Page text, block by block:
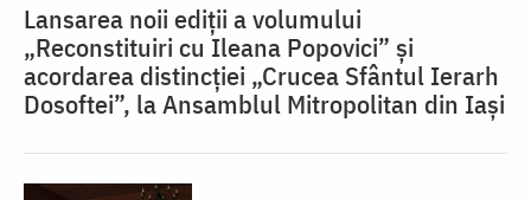
Lansarea noii ediții a volumului
„Reconstituiri cu Ileana Popovici” și
acordarea distincției „Crucea Sfântul Ierarh
Dosoftei”, la Ansamblul Mitropolitan din Iași